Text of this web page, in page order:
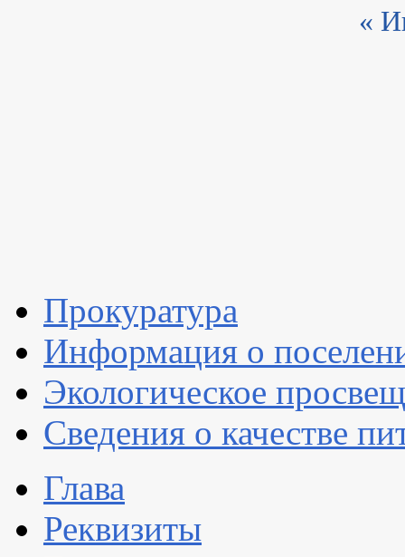
«
Прокуратура
Информация о
Экологическое
Сведения о качестве
Глава
Реквизиты